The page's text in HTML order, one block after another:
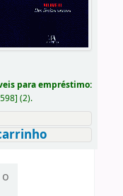
para empréstimo:
] (2).